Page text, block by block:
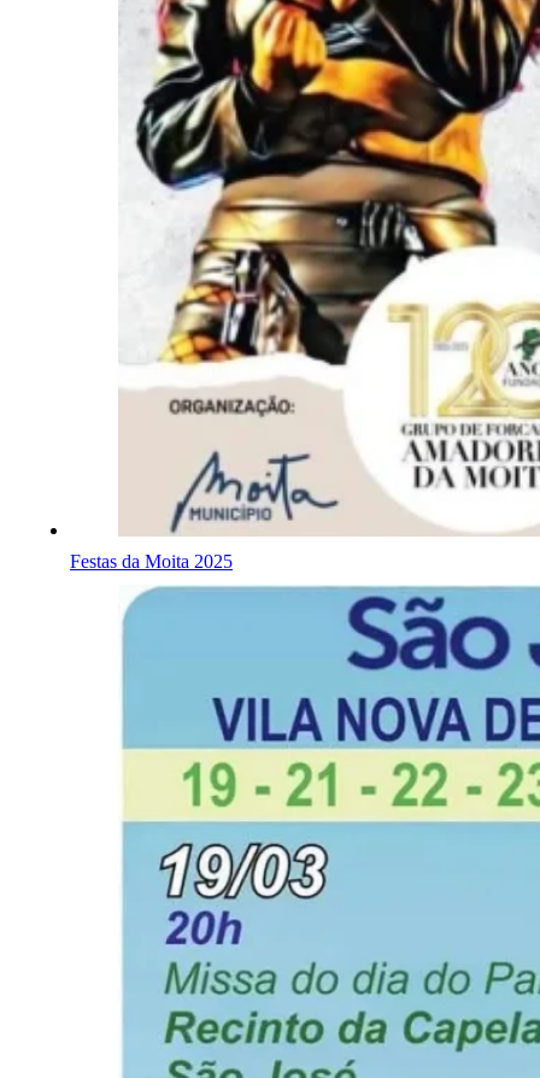
Festas da Moita 2025